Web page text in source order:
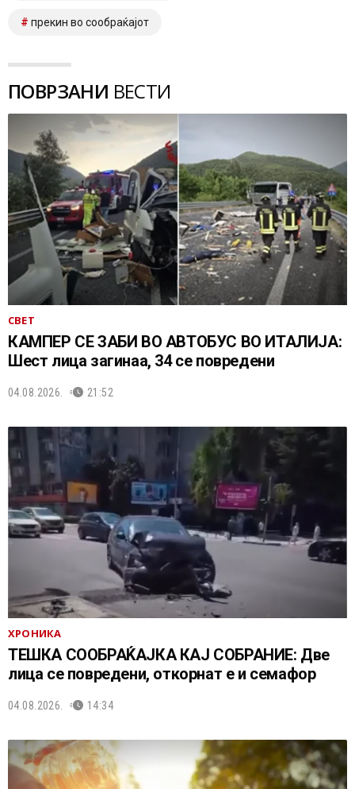
прекин во сообраќајот
ПОВРЗАНИ ВЕСТИ
СВЕТ
КАМПЕР СЕ ЗАБИ ВО АВТОБУС ВО ИТАЛИЈА:
Шест лица загинаа, 34 се повредени
04.08.2026. 21:52
ХРОНИКА
ТЕШКА СООБРАЌАЈКА КАЈ СОБРАНИЕ: Две
лица се повредени, откорнат е и семафор
04.08.2026. 14:34